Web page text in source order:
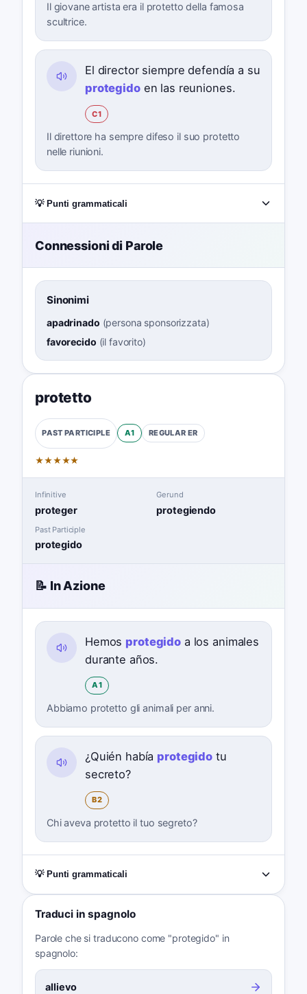
Il giovane artista era il protetto della famosa
scultrice.
El director siempre defendía a su
protegidoen las reuniones.
C1
Il direttore ha sempre difeso il suo protetto
nelle riunioni.
💡 Punti grammaticali
Connessioni di Parole
Sinonimi
apadrinado (persona sponsorizzata)
favorecido (il favorito)
protetto
PAST PARTICIPLE A1 REGULAR ER
★★★★★
Infinitive
proteger
Gerund
protegiendo
Past Participle
protegido
📝 In Azione
Hemos protegido a los animales
durante años.
A1
Abbiamo protetto gli animali per anni.
¿Quién había protegido tu
secreto?
B2
Chi aveva protetto il tuo segreto?
💡 Punti grammaticali
Traduci in spagnolo
Parole che si traducono come "protegido" in
spagnolo:
allievo